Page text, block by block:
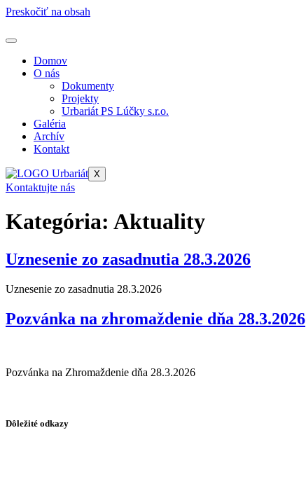
Preskočiť na obsah
Domov
O nás
Dokumenty
Projekty
Urbariát PS Lúčky s.r.o.
Galéria
Archív
Kontakt
X
Kontaktujte nás
Kategória: Aktuality
Uznesenie zo zasadnutia 28.3.2026
Uznesenie zo zasadnutia 28.3.2026
Pozvánka na zhromaždenie dňa 28.3.2026
Pozvánka na Zhromaždenie dňa 28.3.2026
Dôležité odkazy